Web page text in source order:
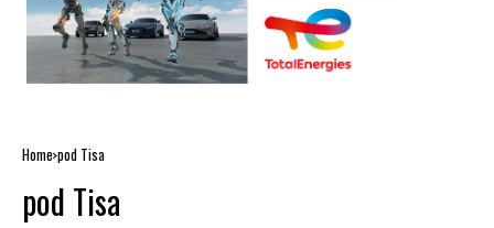
Home pod Tisa
pod Tisa